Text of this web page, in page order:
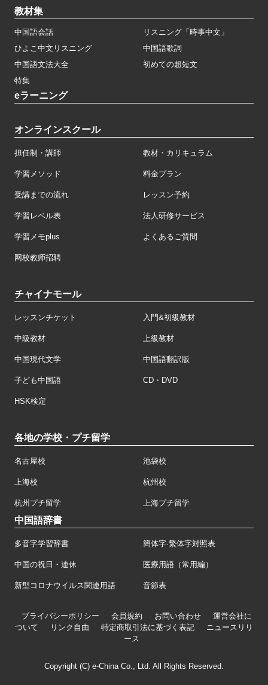
教材集
中国語会話
リスニング「時事中文」
ひよこ中文リスニング
中国語歌詞
中国語文法大全
初めての超短文
特集
eラーニング
オンラインスクール
担任制・講師 教材・カリキュラム
学習メソッド 料金プラン
受講までの流れ レッスン予約
学習レベル表 法人研修サービス
学習メモplus よくあるご質問
网校教师招聘
チャイナモール
レッスンチケット 入門&初級教材
中級教材 上級教材
中国現代文学 中国語翻訳版
子ども中国語 CD・DVD
HSK検定
各地の学校・プチ留学
名古屋校 池袋校
上海校 杭州校
杭州プチ留学 上海プチ留学
中国語辞書
多音字学習辞書 簡体字·繁体字対照表
中国の祝日・連休 医療用語（常用編）
新型コロナウイルス関連用語 音節表
プライバシーポリシー 会員規約 お問い合わせ
運営会社に
ついて
リンク自由 特定商取引法に基づく表記
ニュースリリ
ース
Copyright (C) e-China Co., Ltd. All Rights Reserved.